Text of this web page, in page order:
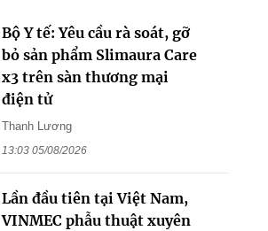
Bộ Y tế: Yêu cầu rà soát, gỡ
bỏ sản phẩm Slimaura Care
x3 trên sàn thương mại
điện tử
Thanh Lương
13:03 05/08/2026
Lần đầu tiên tại Việt Nam,
VINMEC phẫu thuật xuyên